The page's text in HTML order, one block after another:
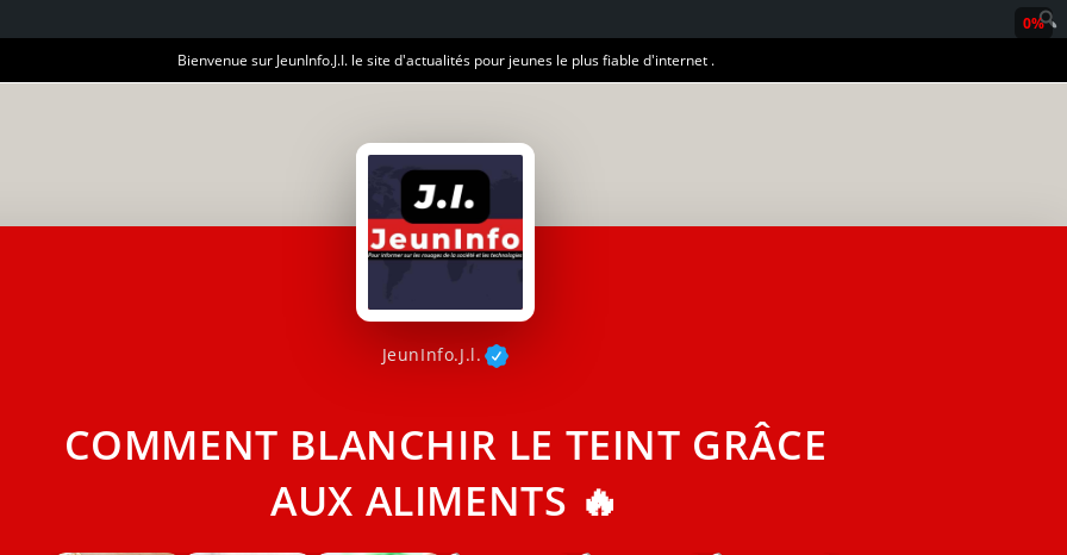
Bienvenue sur JeunInfo.J.I. le site d'actualités pour jeunes le plus fiable d'internet .
JeunInfo.J.l.
COMMENT BLANCHIR LE TEINT GRÂCE
AUX ALIMENTS 🔥
0%